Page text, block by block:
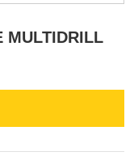
MULTIDRILL